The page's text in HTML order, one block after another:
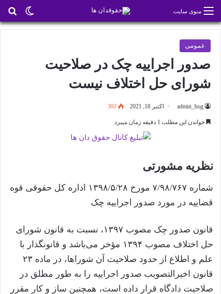
تغییر منوی سایت
عمومی
صدور اجراییه چک در صلاحیت
شورای حل اختلاف نیست
admin_hog اکتبر 18, 2021 303
خواندن این مطلب 1 دقیقه زمان میبرد
نظریه مشورتی
شماره ۷/۹۸/۷۶۷ مورخ ۱۳۹۸/۵/۲۸ اداره کل حقوقی قوه
قضاییه در مورد صدور اجراییه چک
قانون صدور چک مصوب ۱۳۹۷، نسبت به قانون شورای
حل اختلاف مصوب ۱۳۹۴ مؤخر می‌باشد و قانونگذار با
علم و اطلاع از حدود صلاحیت آن شوراها، در ماده ۲۳
قانون اخیرالتصویب صدور اجراییه را به طور مطلق در
صلاحیت دادگاه قرار داده است، همچنین ساز و کار مقرر